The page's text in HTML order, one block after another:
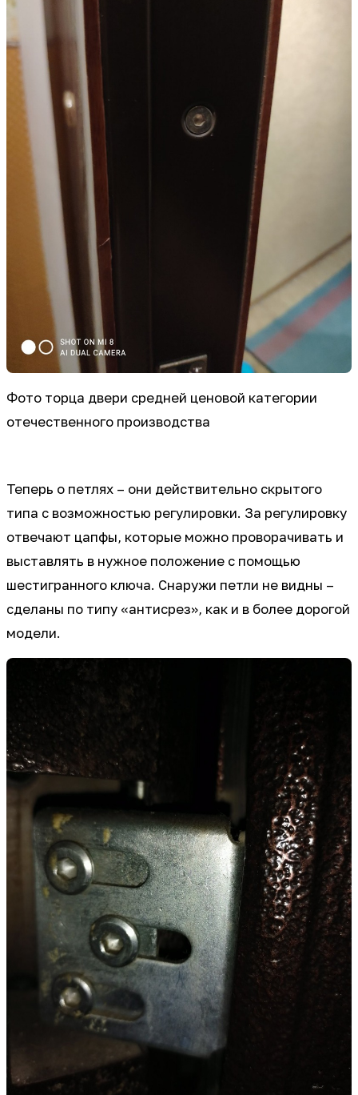
Фото торца двери средней ценовой категории
отечественного производства
Теперь о петлях – они действительно скрытого
типа с возможностью регулировки. За регулировку
отвечают цапфы, которые можно проворачивать и
выставлять в нужное положение с помощью
шестигранного ключа. Снаружи петли не видны –
сделаны по типу «антисрез», как и в более дорогой
модели.